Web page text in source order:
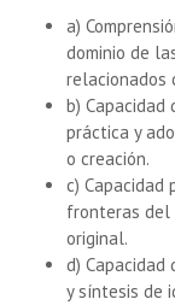
a)
dominio de
relacionados
b) Capacidad
práctica y
o creación.
c) Capacidad
fronteras del
original.
d)
y síntesis de